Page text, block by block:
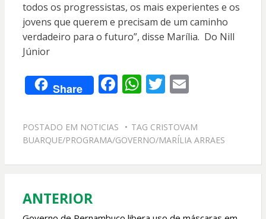
todos os progressistas, os mais experientes e os
jovens que querem e precisam de um caminho
verdadeiro para o futuro”, disse Marília. Do Nill
Júnior
Share F
e
b
o
W
at
s
A
T
itt
er
E
ai
l
POSTADO EM NOTICIAS TAG CRISTOVAM
BUARQUE/PROGRAMA/GOVERNO/MARÍLIA ARRAES
Navegação
ANTERIOR